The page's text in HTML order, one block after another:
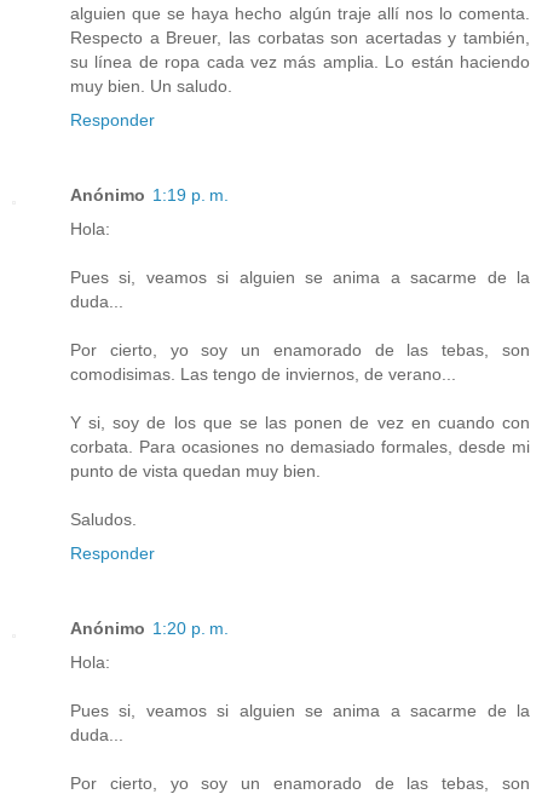
alguien que se haya hecho algún traje allí nos lo comenta.
Respecto a Breuer, las corbatas son acertadas y también,
su línea de ropa cada vez más amplia. Lo están haciendo
muy bien. Un saludo.
Responder
Anónimo 1:19 p. m.
Hola:
Pues si, veamos si alguien se anima a sacarme de la
duda...
Por cierto, yo soy un enamorado de las tebas, son
comodisimas. Las tengo de inviernos, de verano...
Y si, soy de los que se las ponen de vez en cuando con
corbata. Para ocasiones no demasiado formales, desde mi
punto de vista quedan muy bien.
Saludos.
Responder
Anónimo 1:20 p. m.
Hola:
Pues si, veamos si alguien se anima a sacarme de la
duda...
Por cierto, yo soy un enamorado de las tebas, son